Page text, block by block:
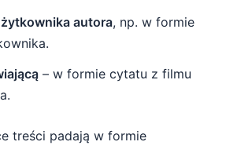
autora, np. w formie
– w formie cytatu z filmu
treści padają w formie